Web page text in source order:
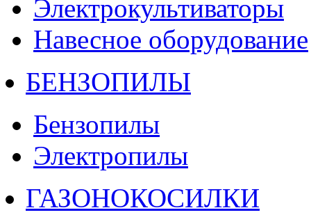
Электрокультиваторы
Навесное оборудование
БЕНЗОПИЛЫ
Бензопилы
Электропилы
ГАЗОНОКОСИЛКИ